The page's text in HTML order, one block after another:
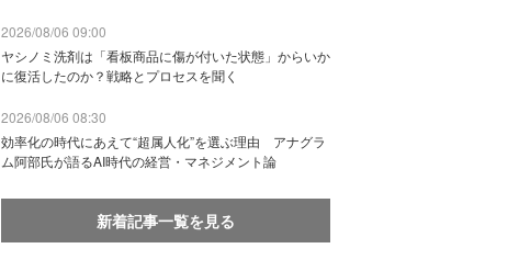
2026/08/06 09:00
ヤシノミ洗剤は「看板商品に傷が付いた状態」からいか
に復活したのか？戦略とプロセスを聞く
2026/08/06 08:30
効率化の時代にあえて“超属人化”を選ぶ理由 アナグラ
ム阿部氏が語るAI時代の経営・マネジメント論
新着記事一覧を見る